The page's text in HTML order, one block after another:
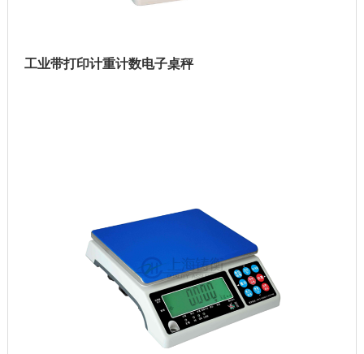
工业带打印计重计数电子桌秤